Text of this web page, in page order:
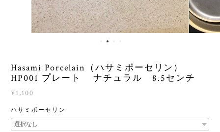
Hasami Porcelain（ハサミポーセリン）
HP001 プレート ナチュラル 8.5センチ
¥1,100
ハサミポーセリン